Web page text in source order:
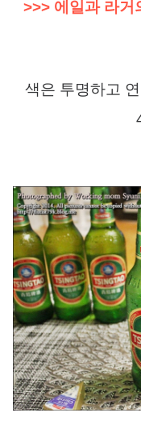
>>> 에일과 라거
색은 투명하고